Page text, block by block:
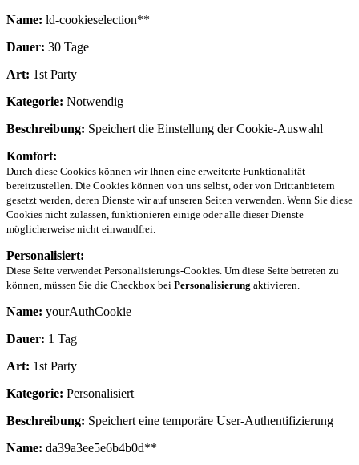
Name: ld-cookieselection**
Dauer: 30 Tage
Art: 1st Party
Kategorie: Notwendig
Beschreibung: Speichert die Einstellung der Cookie-Auswahl
Komfort:
Durch diese Cookies können wir Ihnen eine erweiterte Funktionalität
bereitzustellen. Die Cookies können von uns selbst, oder von Drittanbietern
gesetzt werden, deren Dienste wir auf unseren Seiten verwenden. Wenn Sie diese
Cookies nicht zulassen, funktionieren einige oder alle dieser Dienste
möglicherweise nicht einwandfrei.
Personalisiert:
Diese Seite verwendet Personalisierungs-Cookies. Um diese Seite betreten zu
können, müssen Sie die Checkbox bei Personalisierung aktivieren.
Name: yourAuthCookie
Dauer: 1 Tag
Art: 1st Party
Kategorie: Personalisiert
Beschreibung: Speichert eine temporäre User-Authentifizierung
Name: da39a3ee5e6b4b0d**